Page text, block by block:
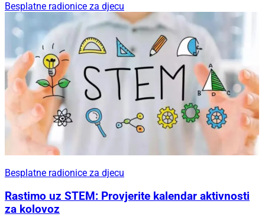
Besplatne radionice za djecu
Besplatne radionice za djecu
Rastimo uz STEM: Provjerite kalendar aktivnosti
za kolovoz